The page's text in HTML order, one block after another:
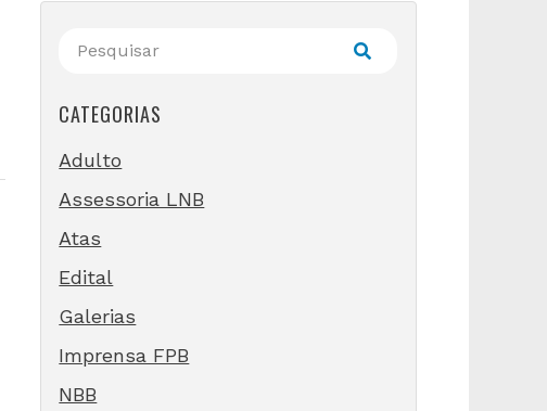
CATEGORIAS
Adulto
Assessoria LNB
Atas
Edital
Galerias
Imprensa FPB
NBB